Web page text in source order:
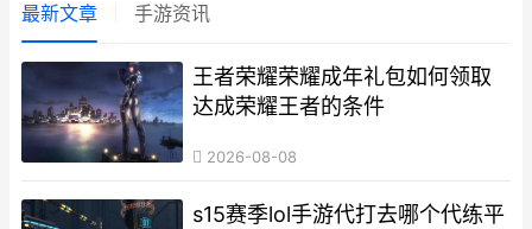
最新文章 手游资讯
王者荣耀荣耀成年礼包如何领取
达成荣耀王者的条件
2026-08-08
s15赛季lol手游代打去哪个代练平